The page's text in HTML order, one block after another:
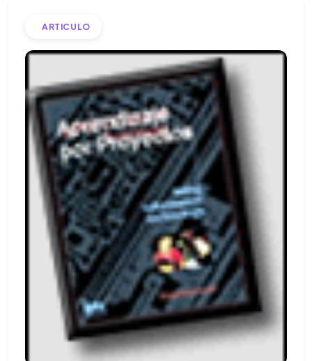
ARTICULO